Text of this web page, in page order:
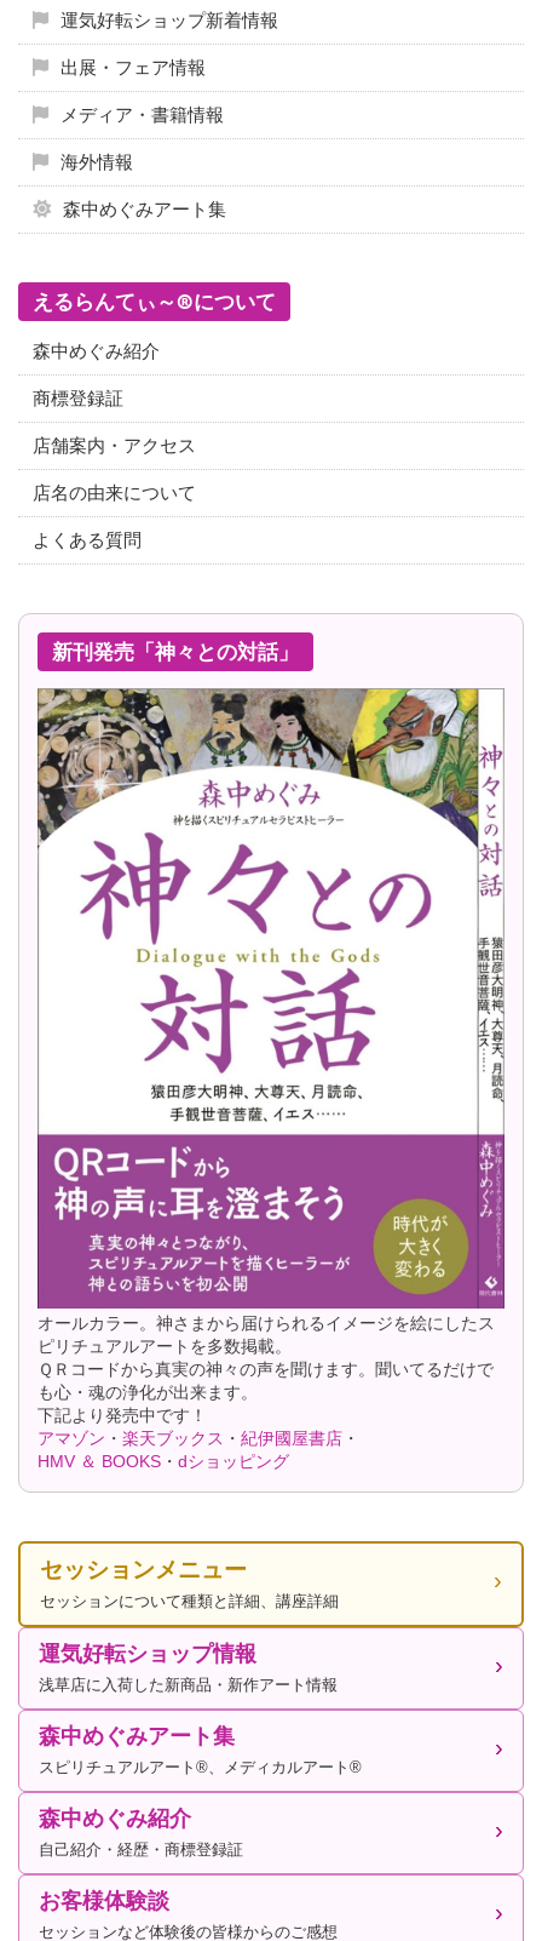
運気好転ショップ新着情報
出展・フェア情報
メディア・書籍情報
海外情報
森中めぐみアート集
えるらんてぃ～®について
森中めぐみ紹介
商標登録証
店舗案内・アクセス
店名の由来について
よくある質問
新刊発売「神々との対話」
オールカラー。神さまから届けられるイメージを絵にしたス
ピリチュアルアートを多数掲載。
ＱＲコードから真実の神々の声を聞けます。聞いてるだけで
も心・魂の浄化が出来ます。
下記より発売中です！
アマゾン ・ 楽天ブックス ・ 紀伊國屋書店 ・
HMV ＆ BOOKS ・ dショッピング
セッションメニュー
セッションについて種類と詳細、講座詳細
運気好転ショップ情報
浅草店に入荷した新商品・新作アート情報
森中めぐみアート集
スピリチュアルアート®、メディカルアート®
森中めぐみ紹介
自己紹介・経歴・商標登録証
お客様体験談
セッションなど体験後の皆様からのご感想